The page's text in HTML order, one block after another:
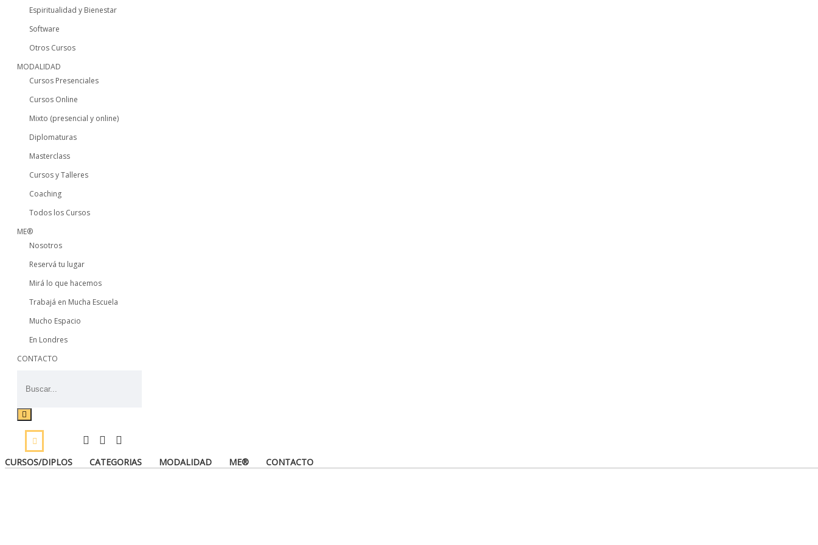
Espiritualidad y Bienestar
Software
Otros Cursos
MODALIDAD
Cursos Presenciales
Cursos Online
Mixto (presencial y online)
Diplomaturas
Masterclass
Cursos y Talleres
Coaching
Todos los Cursos
ME®
Nosotros
Reservá tu lugar
Mirá lo que hacemos
Trabajá en Mucha Escuela
Mucho Espacio
En Londres
CONTACTO
CURSOS/DIPLOS CATEGORIAS MODALIDAD ME®
CONTACTO